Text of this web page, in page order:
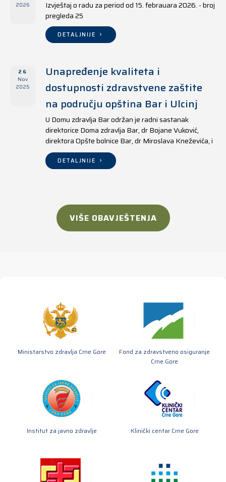
2026
Izvještaj o radu za period od 15. febrauara 2026. - broj
pregleda 25
DETALJNIJE
26
Nov
2025
Unapređenje kvaliteta i
dostupnosti zdravstvene zaštite
na području opština Bar i Ulcinj
U Domu zdravlja Bar održan je radni sastanak
direktorice Doma zdravlja Bar, dr Bojane Vuković,
direktora Opšte bolnice Bar, dr Miroslava Kneževića, i
direktora Doma zdravlja Ulcinj, Kreshnika Mustafe.
DETALJNIJE
VIŠE OBAVJEŠTENJA
Ministarstvo zdravlja Crne Gore
Fond za zdravstveno osiguranje
Crne Gore
Institut za javno zdravlje Klinički centar Crne Gore